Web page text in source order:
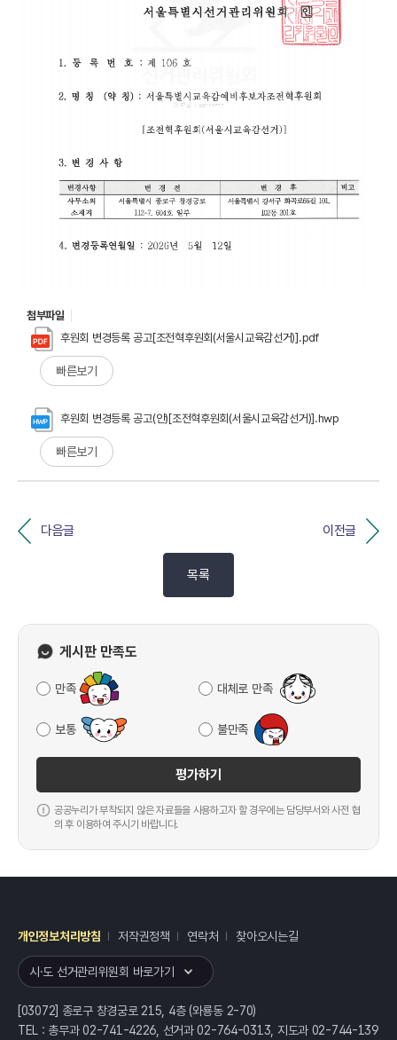
첨부파일
후원회 변경등록 공고[조전혁후원회(서울시교육감선거)].pdf
빠른보기
후원회 변경등록 공고(안)[조전혁후원회(서울시교육감선거)].hwp
빠른보기
다음글 이전글
목록
게시판 만족도
만족 대체로 만족
보통 불만족
평가하기
공공누리가 부착되지 않은 자료들을 사용하고자 할 경우에는 담당부서와 사전 협
의 후 이용하여 주시기 바랍니다.
개인정보처리방침 저작권정책 연락처 찾아오시는길
시·도 선거관리위원회 바로가기
[03072] 종로구 창경궁로 215, 4층 (와룡동 2-70)
TEL : 총무과 02-741-4226, 선거과 02-764-0313, 지도과 02-744-139